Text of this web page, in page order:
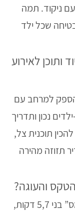
עם ניקוד. תמה
שכל ילד
ותוכן לאירוע
הספק למרחב עם
נכון ותדריך
תוכנית צל,
תזוזה מהירה
והעוגה?
מעבירים לתחנות קצרות או “ספיד-גיימס” בני 5,7 דקות,